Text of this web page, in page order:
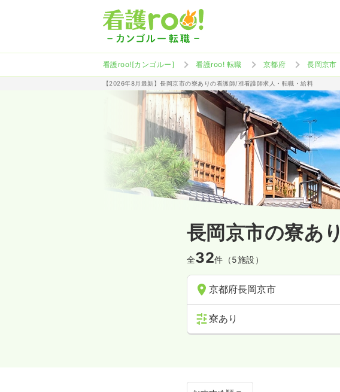
看護roo![カンゴルー] 看護roo! 転職 京都府 長岡京市
【2026年8月最新】長岡京市の寮ありの看護師/准看護師求人・転職・給料
長岡京市の寮あり
全32件（5施設）
京都府長岡京市
寮あり